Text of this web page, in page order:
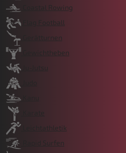
Coastal Rowing
Flag Football
Gerätturnen
Gewichtheben
Ju-Jutsu
Leichtathletik
Rapid Surfen